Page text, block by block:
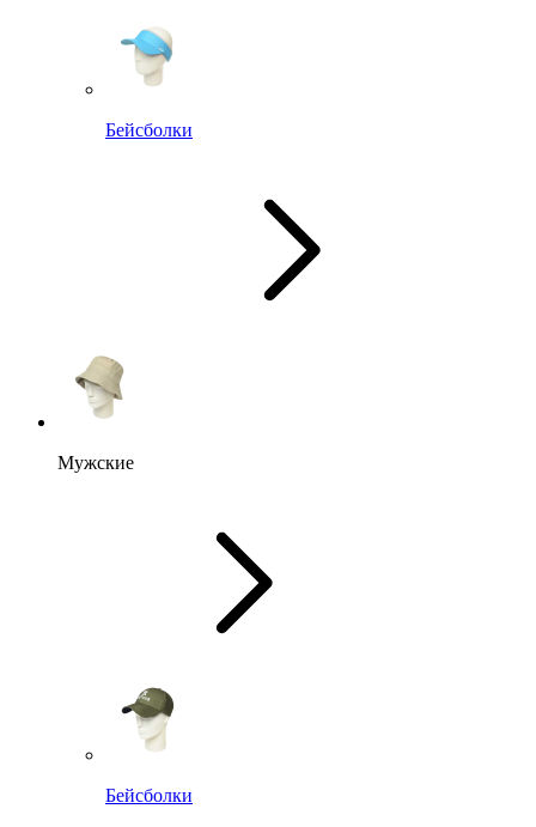
Бейсболки
Мужские
Бейсболки